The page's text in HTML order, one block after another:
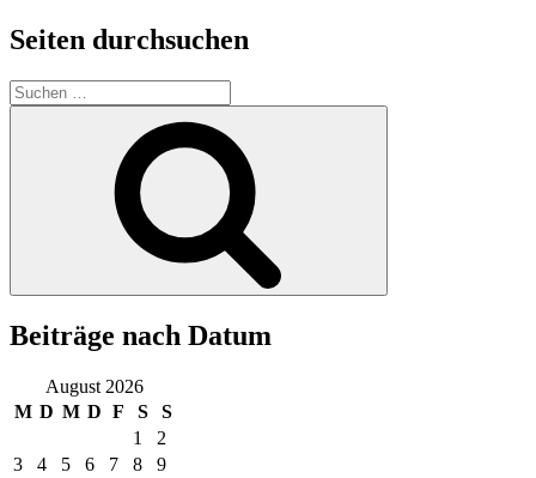
Seiten durchsuchen
Suchen
nach:
Beiträge nach Datum
August 2026
M D M D F S
S
1
2
3
4 5 6 7 8
9